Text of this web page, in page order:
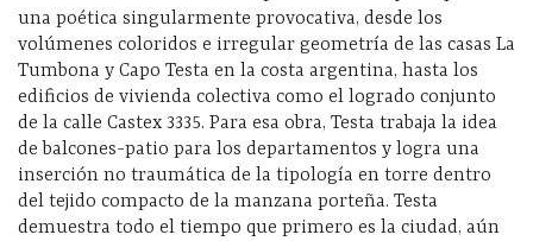
una poética singularmente provocativa, desde los
volúmenes coloridos e irregular geometría de las casas La
Tumbona y Capo Testa en la costa argentina, hasta los
edificios de vivienda colectiva como el logrado conjunto
de la calle Castex 3335. Para esa obra, Testa trabaja la idea
de balcones-patio para los departamentos y logra una
inserción no traumática de la tipología en torre dentro
del tejido compacto de la manzana porteña. Testa
demuestra todo el tiempo que primero es la ciudad, aún